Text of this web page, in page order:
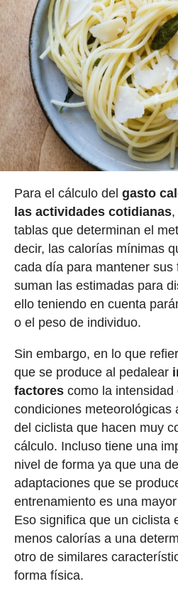
Para el cálculo del gasto
las actividades cotidianas,
tablas que determinan el
decir, las calorías mínimas
cada día para mantener sus
suman las estimadas para
ello teniendo en cuenta
o el peso de individuo.
Sin embargo, en lo que
que se produce al pedalear
factorescomo la intensidad
condiciones meteorológicas
del ciclista que hacen muy
cálculo. Incluso tiene una
nivel de forma ya que una
adaptaciones que se
entrenamiento es una
Eso significa que un ciclista
menos calorías a una
otro de similares
forma física.